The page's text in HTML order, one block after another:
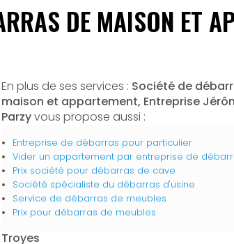
DE MAISON ET
En plus de ses services : Société de
maison et appartement, Entreprise
Parzyvous propose aussi :
Entreprise de débarras pour particulier
Vider un appartement par entreprise de
Prix société pour débarras de cave
Société spécialiste du débarras d'usine
Service de débarras de meubles
Prix pour débarras de meubles
Troyes